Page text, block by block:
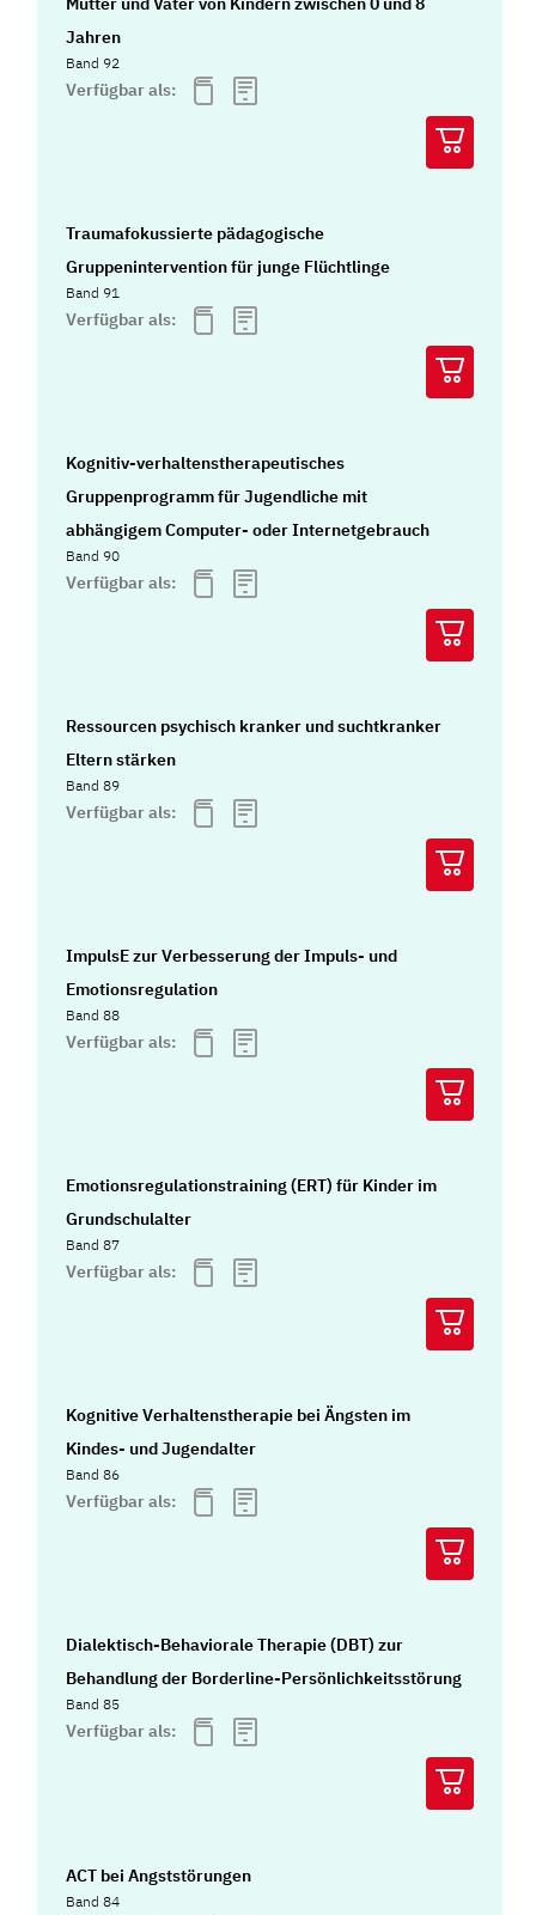
Jahren
Band 92
Verfügbar als:
Traumafokussierte pädagogische
Gruppenintervention für junge Flüchtlinge
Band 91
Verfügbar als:
Kognitiv-verhaltenstherapeutisches
Gruppenprogramm für Jugendliche mit
abhängigem Computer- oder Internetgebrauch
Band 90
Verfügbar als:
Ressourcen psychisch kranker und suchtkranker
Eltern stärken
Band 89
Verfügbar als:
ImpulsE zur Verbesserung der Impuls- und
Emotionsregulation
Band 88
Verfügbar als:
Emotionsregulationstraining (ERT) für Kinder im
Grundschulalter
Band 87
Verfügbar als:
Kognitive Verhaltenstherapie bei Ängsten im
Kindes- und Jugendalter
Band 86
Verfügbar als:
Dialektisch-Behaviorale Therapie (DBT) zur
Behandlung der Borderline-Persönlichkeitsstörung
Band 85
Verfügbar als:
ACT bei Angststörungen
Band 84